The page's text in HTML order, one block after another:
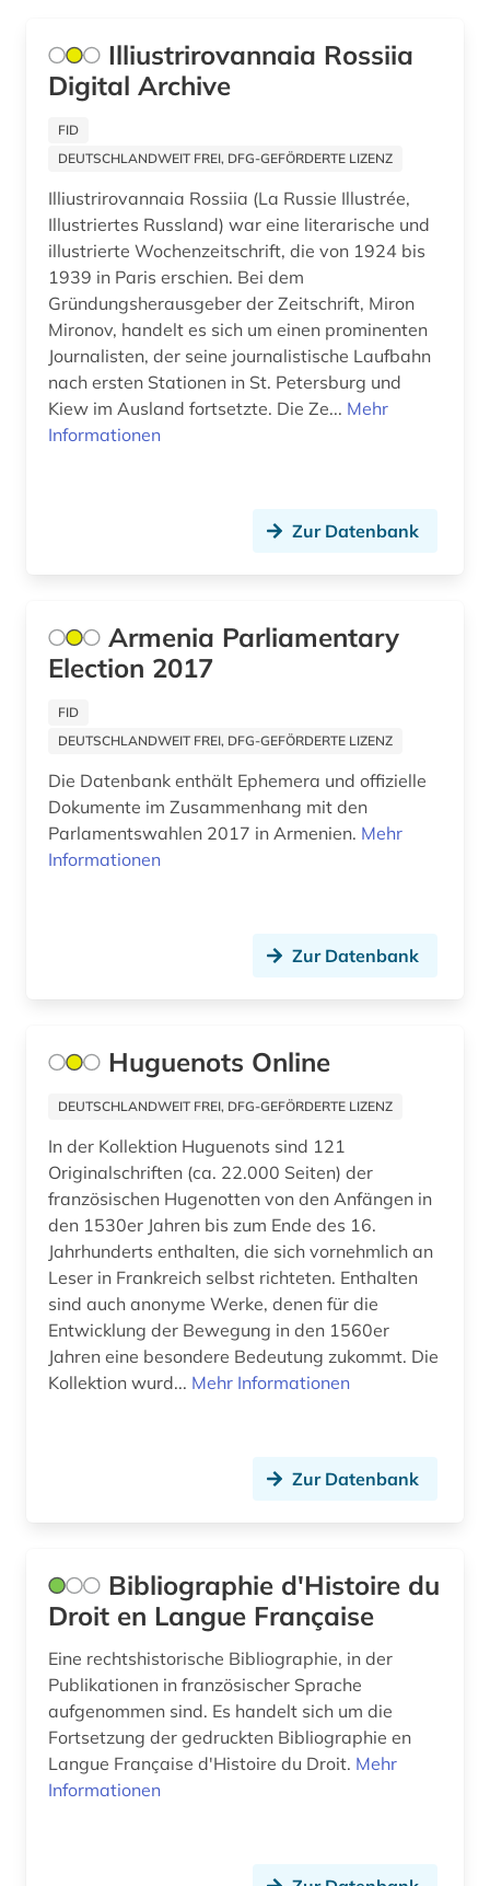
chrétien de troyes (1)
comédie française (1)
croÿ (1)
daguerreotypie (1)
dauphiné (1)
debatte (1)
demographie (1)
deutschland (7)
digitalisat (1)
diplomatie (1)
diplomatische beziehungen (1)
drama (3)
dänemark (1)
elektrizität (1)
elektrizitätsmarkt (1)
elektronische bibliothek (2)
elektronische ressource (1)
energie (1)
energiemarkt (1)
entscheidungen (2)
entscheidungsfindung (1)
enzyklopädie (7)
Irland (2)
Kanada (3)
Korea (1)
Lettland (1)
Liechtenstein (1)
Monaco (2)
Nordamerika (2)
Ostasien (2)
Osteuropa (2)
Rumänien (3)
Russland, Sowjetunion (5)
Sachsen (1)
Schweden (5)
Schweiz (13)
Slowakei (2)
Spanien (9)
Tschechische Republik (3)
Tuerkei (1)
Ukraine (1)
Ungarn (4)
Illiustrirovannaia Rossiia
Digital Archive
FID
DEUTSCHLANDWEIT FREI, DFG-GEFÖRDERTE LIZENZ
Illiustrirovannaia Rossiia (La Russie Illustrée,
Illustriertes Russland) war eine literarische und
illustrierte Wochenzeitschrift, die von 1924 bis
1939 in Paris erschien. Bei dem
Gründungsherausgeber der Zeitschrift, Miron
Mironov, handelt es sich um einen prominenten
Journalisten, der seine journalistische Laufbahn
nach ersten Stationen in St. Petersburg und
Kiew im Ausland fortsetzte. Die Ze... Mehr
Informationen
Zur Datenbank
Armenia Parliamentary
Election 2017
FID
DEUTSCHLANDWEIT FREI, DFG-GEFÖRDERTE LIZENZ
Die Datenbank enthält Ephemera und offizielle
Dokumente im Zusammenhang mit den
Parlamentswahlen 2017 in Armenien. Mehr
Informationen
Zur Datenbank
Huguenots Online
DEUTSCHLANDWEIT FREI, DFG-GEFÖRDERTE LIZENZ
In der Kollektion Huguenots sind 121
Originalschriften (ca. 22.000 Seiten) der
französischen Hugenotten von den Anfängen in
den 1530er Jahren bis zum Ende des 16.
Jahrhunderts enthalten, die sich vornehmlich an
Leser in Frankreich selbst richteten. Enthalten
sind auch anonyme Werke, denen für die
Entwicklung der Bewegung in den 1560er
Jahren eine besondere Bedeutung zukommt. Die
Kollektion wurd... Mehr Informationen
Zur Datenbank
Bibliographie d'Histoire du
Droit en Langue Française
Eine rechtshistorische Bibliographie, in der
Publikationen in französischer Sprache
aufgenommen sind. Es handelt sich um die
Fortsetzung der gedruckten Bibliographie en
Langue Française d'Histoire du Droit. Mehr
Informationen